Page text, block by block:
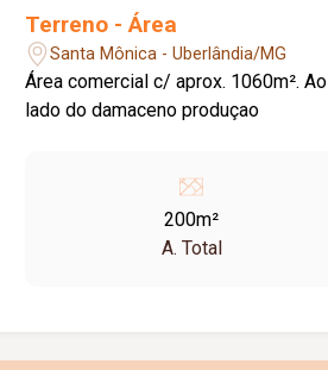
Terreno - Área
Santa Mônica - Uberlândia/MG
Área comercial c/ aprox. 1060m². Ao
lado do damaceno produçao
200m²
A. Total